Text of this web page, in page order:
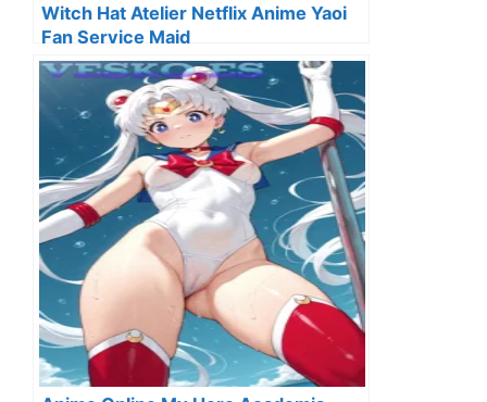
Witch Hat Atelier Netflix Anime Yaoi
Fan Service Maid